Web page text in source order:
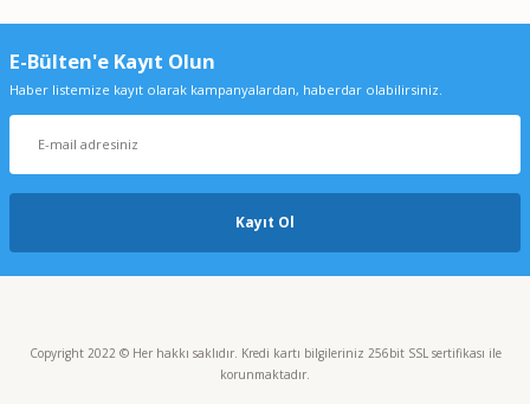
Brand Transferpette S 20 µL Sabit Hacimli Otomatik Pipet 705816 Sarı
10.942,93 TL
E-Bülten'e Kayıt Olun
Haber listemize kayıt olarak kampanyalardan, haberdar olabilirsiniz.
Kayıt Ol
Copyright 2022 © Her hakkı saklıdır. Kredi kartı bilgileriniz 256bit SSL sertifikası ile
korunmaktadır.